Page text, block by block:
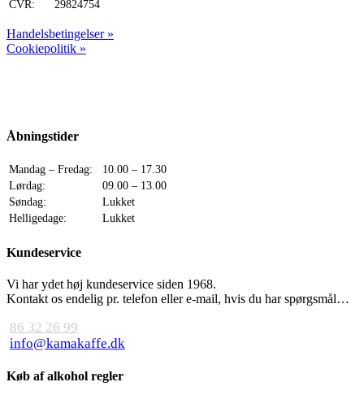
CVR: 29824754
Handelsbetingelser »
Cookiepolitik »
Åbningstider
Mandag – Fredag:
10.00 – 17.30
Lørdag:
09.00 – 13.00
Søndag:
Lukket
Helligedage:
Lukket
Kundeservice
Vi har ydet høj kundeservice siden 1968.
Kontakt os endelig pr. telefon eller e-mail, hvis du har spørgsmål…
86 32 26 99
info@kamakaffe.dk
Køb af alkohol regler